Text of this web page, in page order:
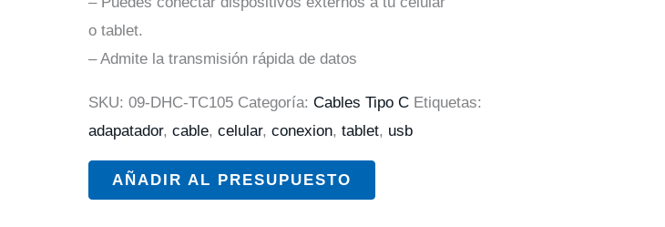
o tablet.
– Admite la transmisión rápida de datos
SKU: 09-DHC-TC105 Categoría: Cables Tipo C Etiquetas:
adapatador, cable, celular, conexion, tablet, usb
AÑADIR AL PRESUPUESTO